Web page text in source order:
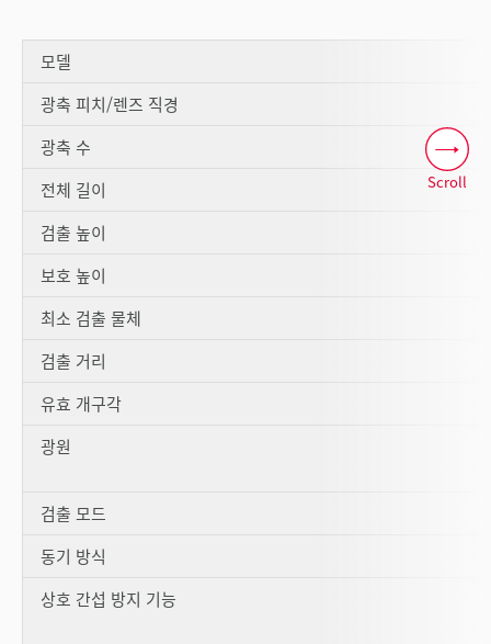
모델
광축 피치/렌즈 직경
광축 수
전체 길이
검출 높이
보호 높이
최소 검출 물체
검출 거리
유효 개구각
광원
검출 모드
동기 방식
상호 간섭 방지 기능
Scroll